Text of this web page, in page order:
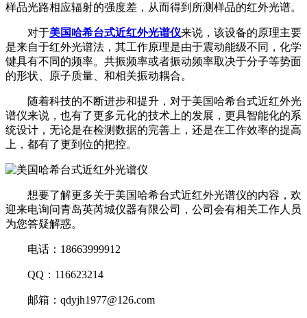
样品光路相应辐射的强度差，从而得到所测样品的红外光谱。
对于美国哈希台式近红外光谱仪来说，该设备的原理主要
是来自于红外光谱法，其工作原理是由于震动能级不同，化学
键具有不同的频率。共振频率或者振动频率取决于分子等势面
的形状、原子质量、和相关振动耦合。
随着科技的不断进步和提升，对于美国哈希台式近红外光
谱仪来说，也有了更多元化的技术上的发展，更具智能化的系
统设计，无论是在检测数据的完善上，还是在工作效率的提高
上，都有了更到位的把控。
想要了解更多关于美国哈希台式近红外光谱仪的内容，欢
迎来电询问青岛英芮城仪器有限公司，公司会有相关工作人员
为您答疑解惑。
电话：18663999912
QQ：116623214
邮箱：qdyjh1977@126.com